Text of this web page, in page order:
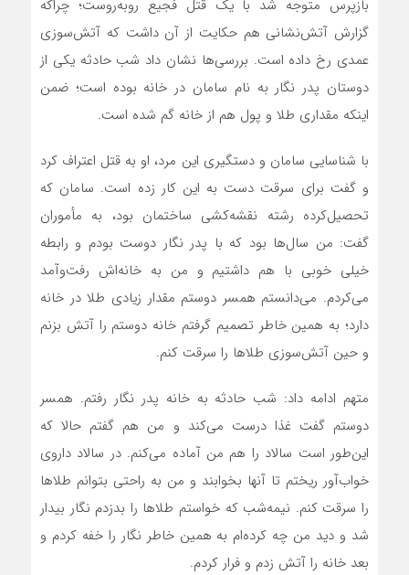
بازپرس متوجه شد با یک قتل فجیع روبه‌روست؛ چراکه
گزارش آتش‌نشانی هم حکایت از آن داشت که آتش‌سوزی
عمدی رخ داده است. بررسی‌ها نشان داد شب حادثه یکی از
دوستان پدر نگار به نام سامان در خانه بوده است؛ ضمن
اینکه مقداری طلا و پول هم از خانه گم شده است.
با شناسایی سامان و دستگیری این مرد، او به قتل اعتراف کرد
و گفت برای سرقت دست به این کار زده است. سامان که
تحصیل‌کرده رشته نقشه‌کشی ساختمان بود، به مأموران
گفت: من سال‌ها بود که با پدر نگار دوست بودم و رابطه
خیلی خوبی با هم داشتیم و من به خانه‌اش رفت‌وآمد
می‌کردم. می‌دانستم همسر دوستم مقدار زیادی طلا در خانه
دارد؛ به همین خاطر تصمیم گرفتم خانه دوستم را آتش بزنم
و حین آتش‌سوزی طلاها را سرقت کنم.
متهم ادامه داد: شب حادثه به خانه پدر نگار رفتم. همسر
دوستم گفت غذا درست می‌کند و من هم گفتم حالا که
این‌طور است سالاد را هم من آماده می‌کنم. در سالاد داروی
خواب‌آور ریختم تا آنها بخوابند و من به راحتی بتوانم طلاها
را سرقت کنم. نیمه‌شب که خواستم طلاها را بدزدم نگار بیدار
شد و دید من چه کرده‌ام به همین خاطر نگار را خفه کردم و
بعد خانه را آتش زدم و فرار کردم.